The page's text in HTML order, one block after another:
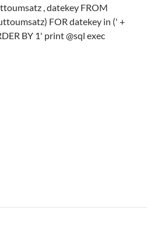
, datekey FROM
FOR datekey in (' +
BY 1' print @sql exec